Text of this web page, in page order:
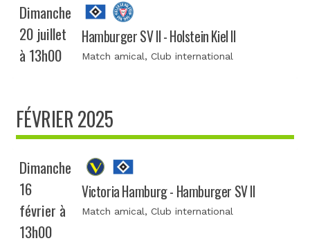
Dimanche
20 juillet
à 13h00
Hamburger SV II - Holstein Kiel II
Match amical, Club international
FÉVRIER 2025
Dimanche
16
février à
13h00
Victoria Hamburg - Hamburger SV II
Match amical, Club international